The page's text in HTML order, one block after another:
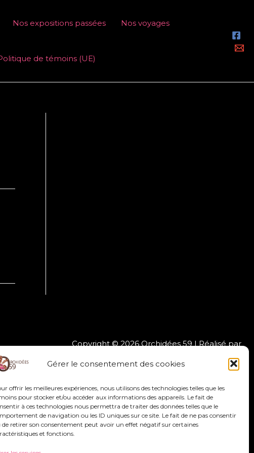
Gérer le consentement des cookies
offrir les meilleures expériences, nous utilisons des technologies telles que les
pour stocker et/ou accéder aux informations des appareils. Le fait de
à ces technologies nous permettra de traiter des données telles que le
de navigation ou les ID uniques sur ce site. Le fait de ne pas consentir
de retirer son consentement peut avoir un effet négatif sur certaines
et fonctions.
Nos expositions passées Nos voyages
de témoins (UE)
Copyright © 2026 Orchidées 59 | Réalisé par